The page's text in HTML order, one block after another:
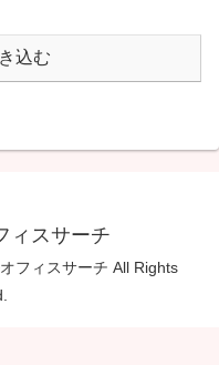
込む
ィスサーチ
フィスサーチ All Rights